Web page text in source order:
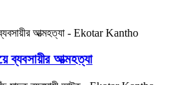
ব্যবসায়ীর আত্মহত্যা